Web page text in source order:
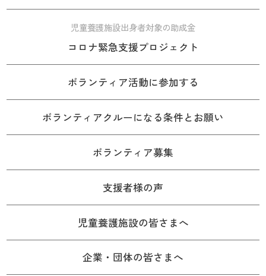
児童養護施設出身者対象の助成金
コロナ緊急支援プロジェクト
ボランティア活動に参加する
ボランティアクルーになる条件とお願い
ボランティア募集
支援者様の声
児童養護施設の皆さまへ
企業・団体の皆さまへ